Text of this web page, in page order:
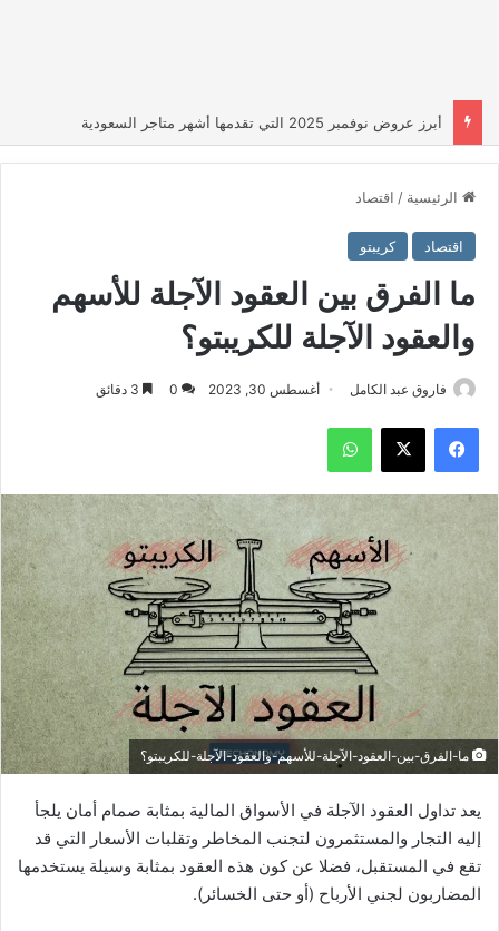
أبرز عروض نوفمبر 2025 التي تقدمها أشهر متاجر السعودية
الرئيسية / اقتصاد
اقتصاد كريبتو
ما الفرق بين العقود الآجلة للأسهم
والعقود الآجلة للكريبتو؟
فاروق عبد الكامل أغسطس 30, 2023 0
فيسبوك ‫X واتساب
ما-الفرق-بين-العقود-الآجلة-للأسهم-والعقود-الآجلة-للكريبتو؟
يعد تداول العقود الآجلة في الأسواق المالية بمثابة صمام أمان يلجأ
إليه التجار والمستثمرون لتجنب المخاطر وتقلبات الأسعار التي قد
تقع في المستقبل، فضلا عن كون هذه العقود بمثابة وسيلة يستخدمها
المضاربون لجني الأرباح (أو حتى الخسائر).